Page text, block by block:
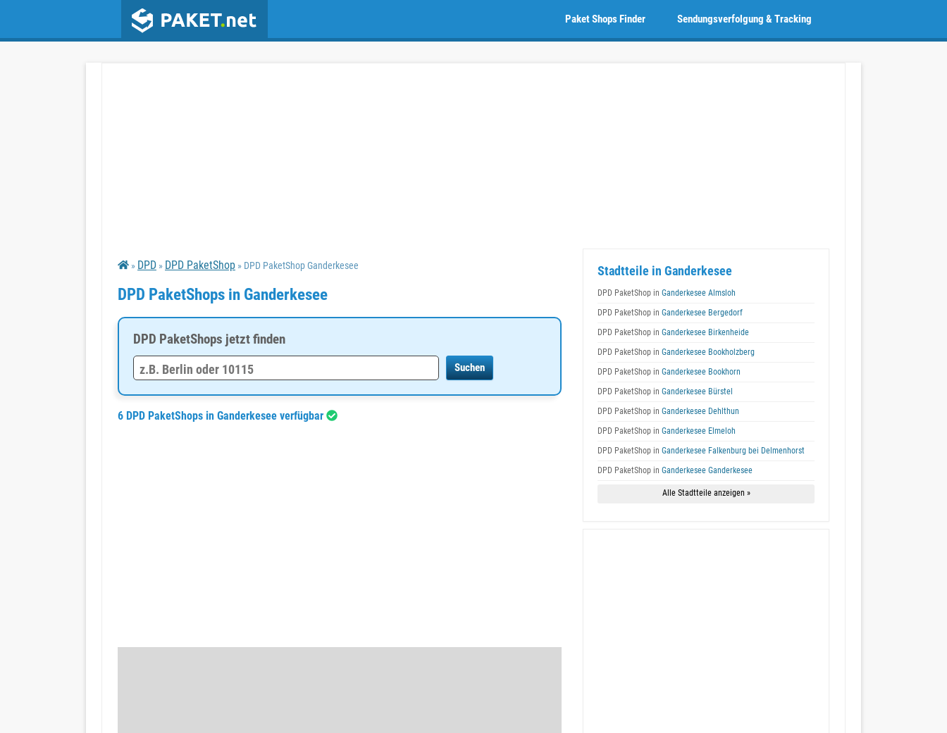
Sendungsverfolgung & Tracking
Paket Shops Finder
» DPD » DPD PaketShop » DPD PaketShop Ganderkesee
DPD PaketShops in Ganderkesee
DPD PaketShops jetzt finden
6 DPD PaketShops in Ganderkesee verfügbar
Stadtteile in Ganderkesee
DPD PaketShop in Ganderkesee Almsloh
DPD PaketShop in Ganderkesee Bergedorf
DPD PaketShop in Ganderkesee Birkenheide
DPD PaketShop in Ganderkesee Bookholzberg
DPD PaketShop in Ganderkesee Bookhorn
DPD PaketShop in Ganderkesee Bürstel
DPD PaketShop in Ganderkesee Dehlthun
DPD PaketShop in Ganderkesee Elmeloh
DPD PaketShop in Ganderkesee Falkenburg bei Delmenhorst
DPD PaketShop in Ganderkesee Ganderkesee
Alle Stadtteile anzeigen »